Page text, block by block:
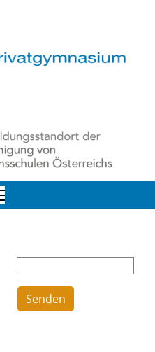
Senden